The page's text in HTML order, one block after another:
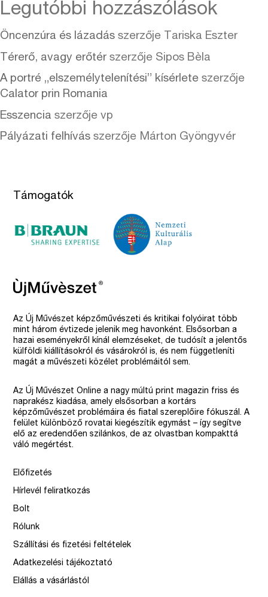
Legutóbbi hozzászólások
Öncenzúra és lázadás szerzője Tariska Eszter
Térerő, avagy erőtér szerzője Sipos Bèla
A portré „elszemélytelenítési” kísérlete szerzője
Calator prin Romania
Esszencia szerzője vp
Pályázati felhívás szerzője Márton Gyöngyvér
Támogatók
Az Új Művészet képzőművészeti és kritikai folyóirat több
mint három évtizede jelenik meg havonként. Elsősorban a
hazai eseményekről kínál elemzéseket, de tudósít a jelentős
külföldi kiállításokról és vásárokról is, és nem függetleníti
magát a művészeti közélet problémáitól sem.
Az Új Művészet Online a nagy múltú print magazin friss és
naprakész kiadása, amely elsősorban a kortárs
képzőművészet problémáira és fiatal szereplőire fókuszál. A
felület különböző rovatai kiegészítik egymást – így segítve
elő az eredendően szilánkos, de az olvastban kompakttá
váló megértést.
Előfizetés
Hírlevél feliratkozás
Bolt
Rólunk
Szállítási és fizetési feltételek
Adatkezelési tájékoztató
Elállás a vásárlástól